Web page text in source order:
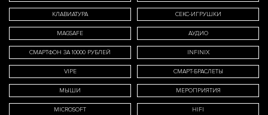
КЛАВИАТУРА СЕКС-ИГРУШКИ
MAGSAFE АУДИО
СМАРТФОН ЗА 10000 РУБЛЕЙ INFINIX
VIPE СМАРТ-БРАСЛЕТЫ
МЫШИ МЕРОПРИЯТИЯ
MICROSOFT HIFI